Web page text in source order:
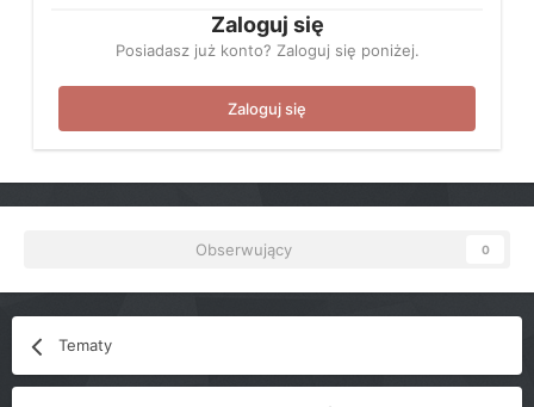
Zaloguj się
Posiadasz już konto? Zaloguj się poniżej.
Zaloguj się
Obserwujący 0
Tematy